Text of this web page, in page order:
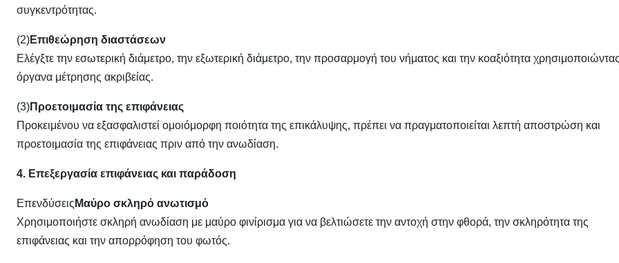
συγκεντρότητας.
(2)Επιθεώρηση διαστάσεων
Ελέγξτε την εσωτερική διάμετρο, την εξωτερική διάμετρο, την προσαρμογή του νήματος και την κοαξιότητα
όργανα μέτρησης ακριβείας.
(3)Προετοιμασία της επιφάνειας
Προκειμένου να εξασφαλιστεί ομοιόμορφη ποιότητα της επικάλυψης, πρέπει να πραγματοποιείται λεπτή αποστρώση και
προετοιμασία της επιφάνειας πριν από την ανωδίαση.
4. Επεξεργασία επιφάνειας και παράδοση
Επενδύσεις Μαύρο σκληρό ανωτισμό
Χρησιμοποιήστε σκληρή ανωδίαση με μαύρο φινίρισμα για να βελτιώσετε την αντοχή στην φθορά, την σκληρότητα της
επιφάνειας και την απορρόφηση του φωτός.